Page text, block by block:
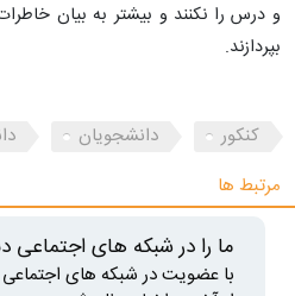
و درس را نکنند و بیشتر به بیان
بپردازند.
کنکور دانشجویان
مرتبط ها
ما را در شبکه های اجتماعی
با عضویت در شبکه های اجتماعی